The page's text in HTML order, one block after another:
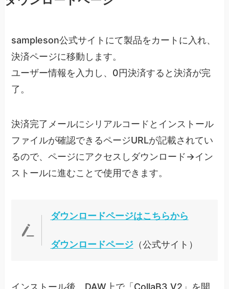
sampleson公式サイトにて製品をカートに入れ、
決済ページに移動します。
ユーザー情報を入力し、0円決済すると決済が完
了。
決済完了メールにシリアルコードとインストール
ファイルが確認できるページURLが記載されてい
るので、ページにアクセスしダウンロード→イン
ストールに進むことで使用できます。
ダウンロードページはこちらから
ダウンロードページ（公式サイト）